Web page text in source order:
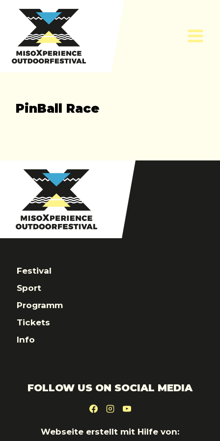
content
PinBall Race
Festival
Sport
Programm
Tickets
Info
FOLLOW US ON SOCIAL MEDIA
Webseite erstellt mit Hilfe von: